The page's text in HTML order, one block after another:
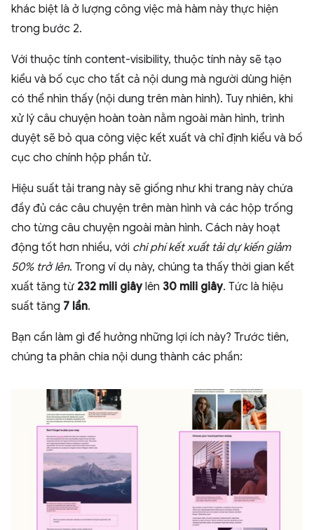
khác biệt là ở lượng công việc mà hàm này thực hiện
trong bước 2.
Với thuộc tính content-visibility, thuộc tính này sẽ tạo
kiểu và bố cục cho tất cả nội dung mà người dùng hiện
có thể nhìn thấy (nội dung trên màn hình). Tuy nhiên, khi
xử lý câu chuyện hoàn toàn nằm ngoài màn hình, trình
duyệt sẽ bỏ qua công việc kết xuất và chỉ định kiểu và bố
cục cho chính hộp phần tử.
Hiệu suất tải trang này sẽ giống như khi trang này chứa
đầy đủ các câu chuyện trên màn hình và các hộp trống
cho từng câu chuyện ngoài màn hình. Cách này hoạt
động tốt hơn nhiều, với chi phí kết xuất tải dự kiến giảm
50% trở lên. Trong ví dụ này, chúng ta thấy thời gian kết
xuất tăng từ 232 mili giâylên 30 mili giây. Tức là hiệu
suất tăng 7 lần.
Bạn cần làm gì để hưởng những lợi ích này? Trước tiên,
chúng ta phân chia nội dung thành các phần: